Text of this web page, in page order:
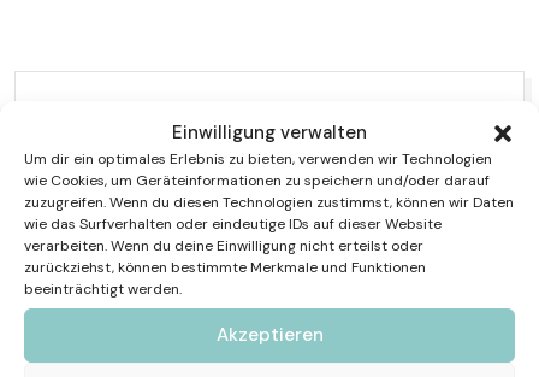
Einwilligung verwalten
Um dir ein optimales Erlebnis zu bieten, verwenden wir Technologien
wie Cookies, um Geräteinformationen zu speichern und/oder darauf
zuzugreifen. Wenn du diesen Technologien zustimmst, können wir Daten
wie das Surfverhalten oder eindeutige IDs auf dieser Website
verarbeiten. Wenn du deine Einwilligung nicht erteilst oder
zurückziehst, können bestimmte Merkmale und Funktionen
beeinträchtigt werden.
Akzeptieren